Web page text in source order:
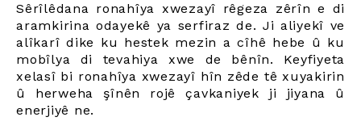
Sêrîlêdana ronahîya xwezayî rêgeza zêrîn e di
aramkirina odayekê ya serfiraz de. Ji aliyekî ve
alîkarî dike ku hestek mezin a cîhê hebe û ku
mobîlya di tevahiya xwe de bênîn. Keyfiyeta
xelasî bi ronahîya xwezayî hîn zêde tê xuyakirin
û herweha şînên rojê çavkaniyek ji jiyana û
enerjiyê ne.